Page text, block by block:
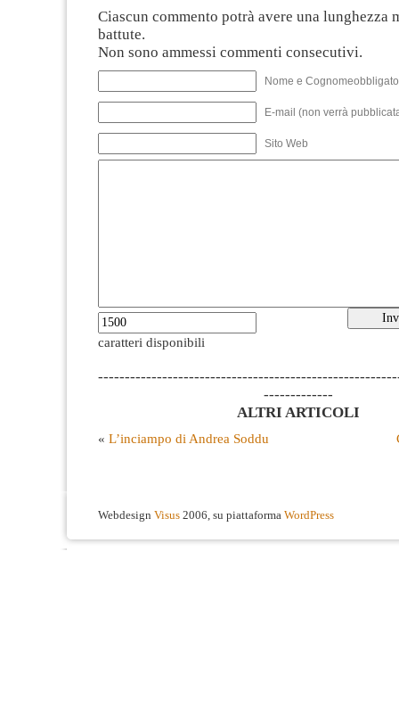
Ciascun commento potrà avere una lunghezza
battute.
Non sono ammessi commenti consecutivi.
Nome e
E-mail (non verrà
Sito Web
caratteri disponibili
-------------
ALTRI ARTICOLI
« L’inciampo di Andrea Soddu
Webdesign Visus 2006, su piattaforma WordPress